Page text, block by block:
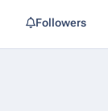
Followers